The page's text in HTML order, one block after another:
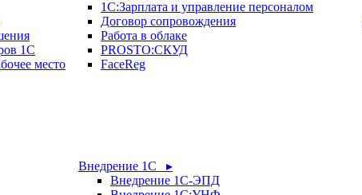
1С
место
1С:Зарплата и управление персоналом
Договор сопровождения
Работа в облаке
PROSTO:СКУД
FaceReg
Внедрение 1С ▸
Внедрение 1С-ЭПД